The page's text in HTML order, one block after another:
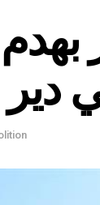
منازل